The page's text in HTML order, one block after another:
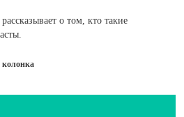
о том, кто такие
колонка